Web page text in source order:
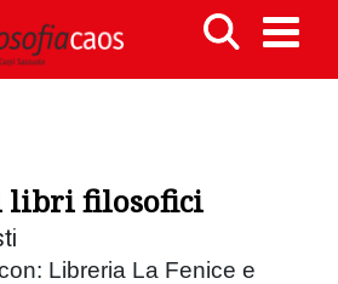
libri filosofici
Libreria La Fenice e